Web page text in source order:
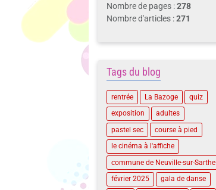
Nombre de pages :278
Nombre d'articles :271
Tags du blog
rentrée La Bazoge
quiz
exposition
adultes
pastel sec
course à pied
le cinéma à l'affiche
commune de Neuville-sur-Sarthe
février 2025
gala de danse